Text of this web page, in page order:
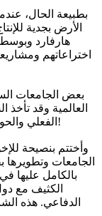
بطبيعة الحال،
الأرض بجدية
هارفارد
اختراعاتهم
بعض الجامعات
العالمية وقد تأخذ
الفعلي والحوافز الحقيقية للأستاذ الجامعي المخترع، توقفت!
وأختتم بنصيحة
الجامعات وتطويرها
بالكامل عليها
الكثيف مع
الدفاعي. هذه